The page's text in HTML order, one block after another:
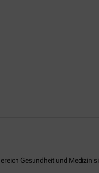
Gesundheit und Medizin